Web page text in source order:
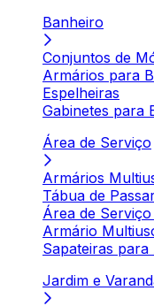
Banheiro
Conjuntos de
Armários para
Espelheiras
Gabinetes para
Área de Serviço
Armários
Tábua de
Área de
Armário
Sapateiras
Jardim e